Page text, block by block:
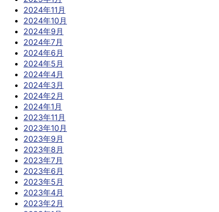
2024年11月
2024年10月
2024年9月
2024年7月
2024年6月
2024年5月
2024年4月
2024年3月
2024年2月
2024年1月
2023年11月
2023年10月
2023年9月
2023年8月
2023年7月
2023年6月
2023年5月
2023年4月
2023年2月